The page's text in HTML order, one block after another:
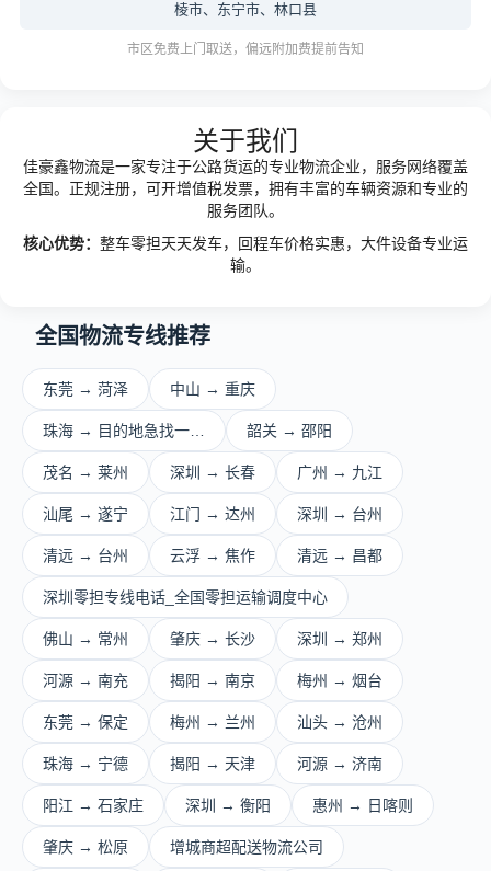
棱市、东宁市、林口县
市区免费上门取送，偏远附加费提前告知
关于我们
佳豪鑫物流是一家专注于公路货运的专业物流企业，服务网络覆盖
全国。正规注册，可开增值税发票，拥有丰富的车辆资源和专业的
服务团队。
核心优势： 整车零担天天发车，回程车价格实惠，大件设备专业运
输。
全国物流专线推荐
东莞 → 菏泽 中山 → 重庆
珠海 → 目的地急找一… 韶关 → 邵阳
茂名 → 莱州 深圳 → 长春 广州 → 九江
汕尾 → 遂宁 江门 → 达州 深圳 → 台州
清远 → 台州 云浮 → 焦作 清远 → 昌都
深圳零担专线电话_全国零担运输调度中心
佛山 → 常州 肇庆 → 长沙 深圳 → 郑州
河源 → 南充 揭阳 → 南京 梅州 → 烟台
东莞 → 保定 梅州 → 兰州 汕头 → 沧州
珠海 → 宁德 揭阳 → 天津 河源 → 济南
阳江 → 石家庄 深圳 → 衡阳 惠州 → 日喀则
肇庆 → 松原 增城商超配送物流公司